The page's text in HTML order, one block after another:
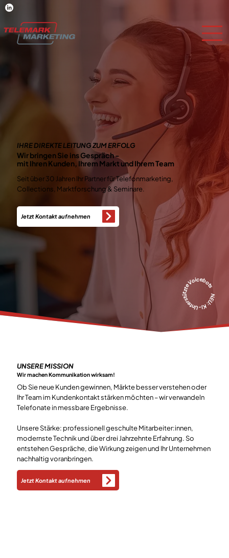
IHRE DIREKTE LEITUNG ZUM ERFOLG
Wir bringen Sie ins Gespräch -
mit Ihren Kunden, Ihrem Markt und Ihrem Team
Seit über 30 Jahren Ihr Partner für Telefonmarketing,
Collections, Marktforschung & Seminare.
Jetzt Kontakt aufnehmen
NEU: KI-Unterstützte Voicebots
UNSERE MISSION
Wir machen Kommunikation wirksam!
Ob Sie neue Kunden gewinnen, Märkte besser verstehen oder
Ihr Team im Kundenkontakt stärken möchten – wir verwandeln
Telefonate in messbare Ergebnisse.
Unsere Stärke: professionell geschulte Mitarbeiter:innen,
modernste Technik und über drei Jahrzehnte Erfahrung. So
entstehen Gespräche, die Wirkung zeigen und Ihr Unternehmen
nachhaltig voranbringen.
Jetzt Kontakt aufnehmen